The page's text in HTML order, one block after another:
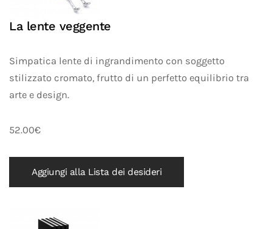
La lente veggente
Simpatica lente di ingrandimento con soggetto
stilizzato cromato, frutto di un perfetto equilibrio tra
arte e design.
52.00€
Aggiungi alla Lista dei desideri